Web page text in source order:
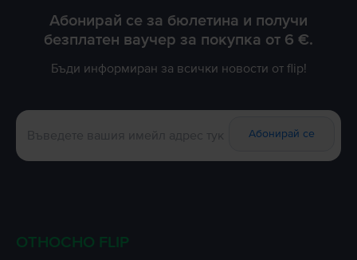
Абонирай се за бюлетина и получи
безплатен ваучер за покупка от 6 €.
Бъди информиран за всички новости от flip!
Абонирай се
ОТНОСНО FLIP